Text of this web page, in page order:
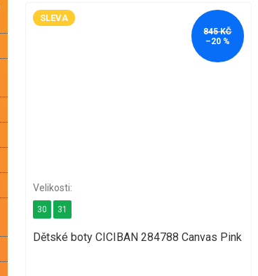
SLEVA
845 KČ
–20 %
Dětské boty CICIBAN 284788 Canvas Pink
30 31